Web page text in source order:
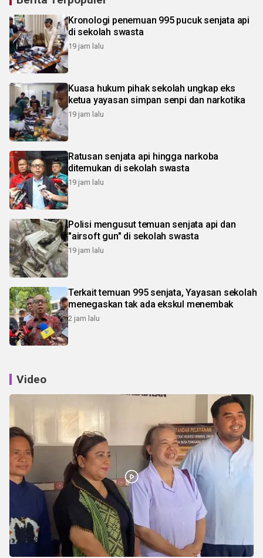
Kronologi penemuan 995 pucuk senjata api
di sekolah swasta
19 jam lalu
Kuasa hukum pihak sekolah ungkap eks
ketua yayasan simpan senpi dan narkotika
19 jam lalu
Ratusan senjata api hingga narkoba
ditemukan di sekolah swasta
19 jam lalu
Polisi mengusut temuan senjata api dan
"airsoft gun" di sekolah swasta
19 jam lalu
Terkait temuan 995 senjata, Yayasan sekolah
menegaskan tak ada ekskul menembak
2 jam lalu
Video